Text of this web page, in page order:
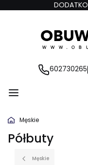
602730265
Męskie
Półbuty
Męskie